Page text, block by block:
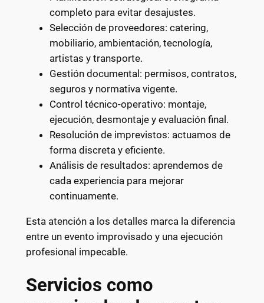
completo para evitar desajustes.
Selección de proveedores: catering,
mobiliario, ambientación, tecnología,
artistas y transporte.
Gestión documental: permisos, contratos,
seguros y normativa vigente.
Control técnico-operativo: montaje,
ejecución, desmontaje y evaluación final.
Resolución de imprevistos: actuamos de
forma discreta y eficiente.
Análisis de resultados: aprendemos de
cada experiencia para mejorar
continuamente.
Esta atención a los detalles marca la diferencia
entre un evento improvisado y una ejecución
profesional impecable.
Servicios como